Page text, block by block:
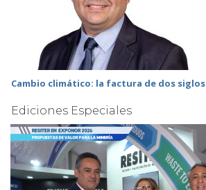
Cambio climático: la factura de dos
Ediciones Especiales